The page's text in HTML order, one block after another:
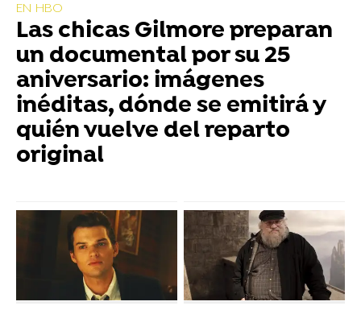
EN HBO
Las chicas Gilmore preparan
un documental por su 25
aniversario: imágenes
inéditas, dónde se emitirá y
quién vuelve del reparto
original